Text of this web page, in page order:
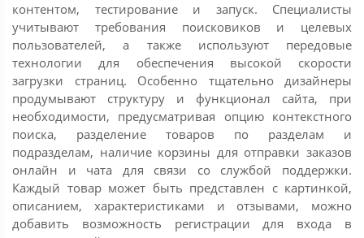
контентом, тестирование и запуск. Специалисты
учитывают требования поисковиков и целевых
пользователей, а также используют передовые
технологии для обеспечения высокой скорости
загрузки страниц. Особенно тщательно дизайнеры
продумывают структуру и функционал сайта, при
необходимости, предусматривая опцию контекстного
поиска, разделение товаров по разделам и
подразделам, наличие корзины для отправки заказов
онлайн и чата для связи со службой поддержки.
Каждый товар может быть представлен с картинкой,
описанием, характеристиками и отзывами, можно
добавить возможность регистрации для входа в